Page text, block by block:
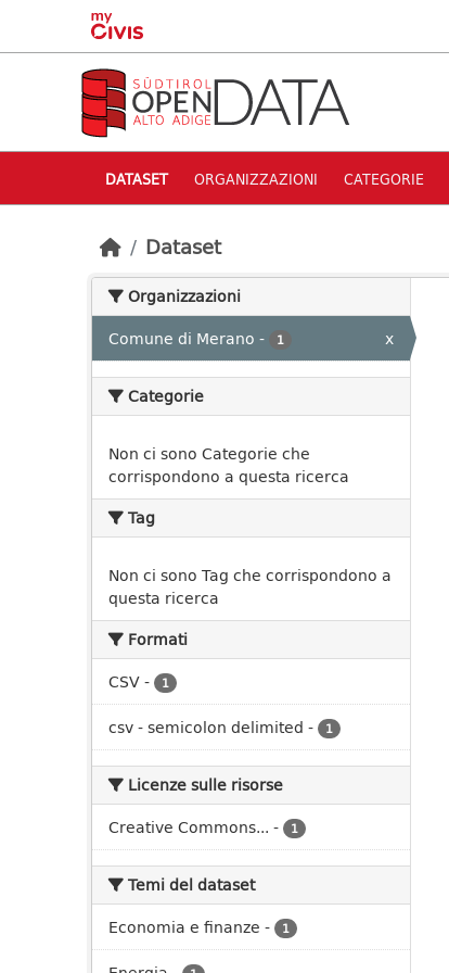
Skip to main content
DATASET ORGANIZZAZIONI CATEGORIE
Dataset
Organizzazioni
Comune di Merano - 1 x
Categorie
Non ci sono Categorie che
corrispondono a questa ricerca
Tag
Non ci sono Tag che corrispondono a
questa ricerca
Formati
CSV- 1
csv - semicolon delimited - 1
Licenze sulle risorse
Creative Commons... - 1
Temi del dataset
Economia e finanze - 1